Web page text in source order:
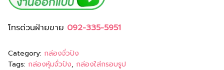
โทรด่วนฝ่ายขาย 092-335-5951
Category: กล่องจั่วปัง
Tags: กล่องหุ้มจั่วปัง, กล่องใส่กรอบรูป